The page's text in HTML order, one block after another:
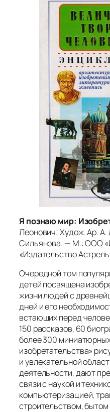
Я познаю мир:
Леонович; Худож. Ар. А.
Сильянова. — М.: ООО
«Издательство
Очередной том
детей посвящена
жизни людей с
дней и его
встающих перед
150 рассказов, 60
более 300
изобретательства»
и увлекательной
деятельности, дают
связи с наукой и
компьютеризацией,
строительством,